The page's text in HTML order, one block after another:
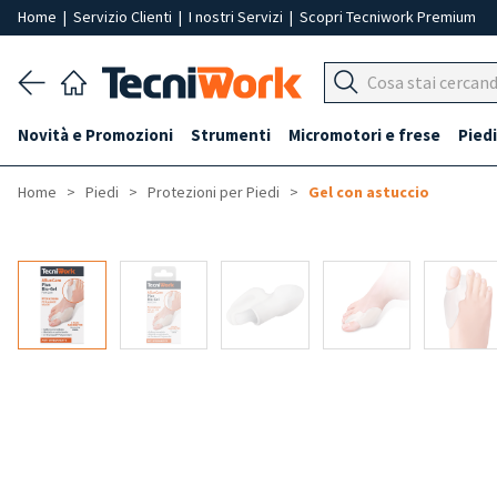
Home | Servizio Clienti | I nostri Servizi | Scopri Tecniwork Premium
Novità e Promozioni Strumenti Micromotori e frese Piedi
Home Piedi Protezioni per Piedi Gel con astuccio